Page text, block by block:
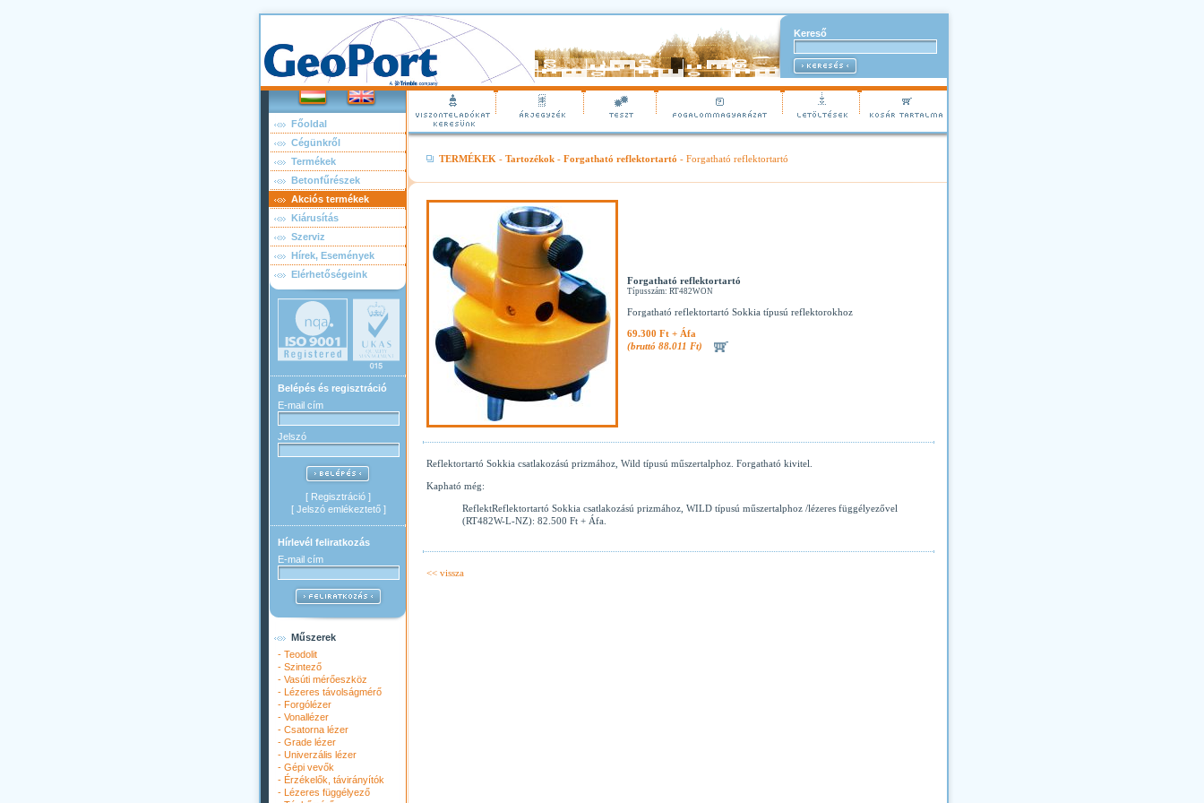
Kereső
Főoldal
Cégünkről
Termékek
Betonfűrészek
Akciós termékek
Kiárusítás
Szerviz
Hírek, Események
Elérhetőségeink
Belépés és regisztráció
E-mail cím
Jelszó
[ Regisztráció ]
[ Jelszó emlékeztető]
Hírlevél feliratkozás
E-mail cím
Műszerek
- Teodolit
- Szintező
- Vasúti mérőeszköz
- Lézeres távolságmérő
- Forgólézer
- Vonallézer
- Csatorna lézer
- Grade lézer
- Univerzális lézer
- Gépi vevők
- Érzékelők, távirányítók
- Lézeres függélyező
TERMÉKEK - Tartozékok- Forgatható reflektortartó - Forgatható reflektortartó
Forgatható reflektortartó
Típusszám: RT482WON
Forgatható reflektortartó Sokkia típusú reflektorokhoz
69.300 Ft + Áfa
(bruttó 88.011 Ft)
Reflektortartó Sokkia csatlakozású prizmához, Wild típusú műszertalphoz. Forgatható kivitel.
Kapható még:
ReflektReflektortartó Sokkia csatlakozású prizmához, WILD típusú műszertalphoz /lézeres függélyezővel
(RT482W-L-NZ): 82.500 Ft + Áfa.
<< vissza